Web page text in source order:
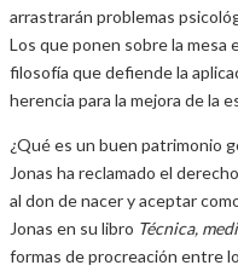
arrastrarán problemas
Los que ponen sobre la mesa
filosofía que defiende la
herencia para la mejora de la
¿Qué es un buen patrimonio
Jonas ha reclamado el
al don de nacer y aceptar
Jonas en su libro Técnica,
formas de procreación entre